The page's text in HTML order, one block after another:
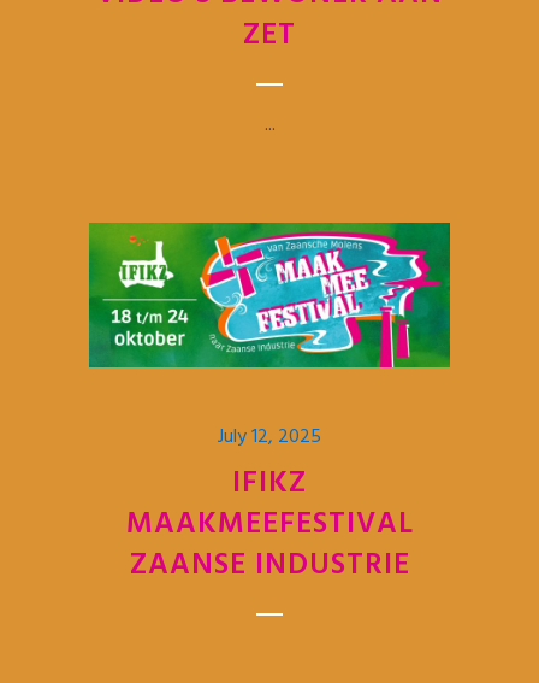
ZET
...
July 12, 2025
IFIKZ
MAAKMEEFESTIVAL
ZAANSE INDUSTRIE